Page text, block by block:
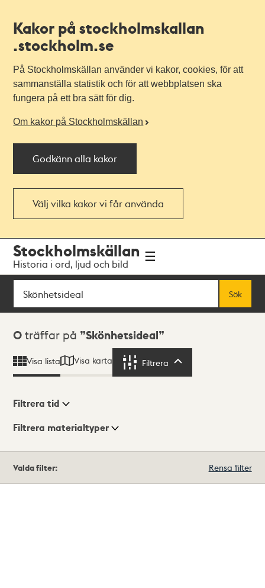
Kakor på stockholmskallan
.stockholm.se
På Stockholmskällan använder vi kakor, cookies, för att
sammanställa statistik och för att webbplatsen ska
fungera på ett bra sätt för dig.
Om kakor på Stockholmskällan
Godkänn alla kakor
Välj vilka kakor vi får använda
navigationen
huvudinnehållet
Stockholmskällan
Historia i ord, ljud och bild
Sök
Sök
Sökresultat
0 träffar på Skönhetsideal
Visa lista Visa karta Filtrera
Visningsläge
Filtrera tid
Filtrera materialtyper
träffar
Valda filter: Rensa filter